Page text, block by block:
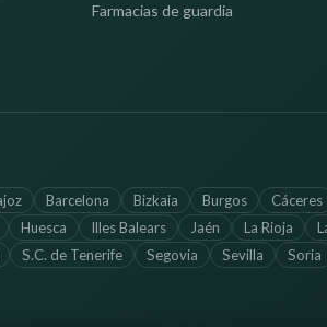
Farmacias de guardia
Barcelona Bizkaia Burgos Cáceres
Huesca Illes Balears Jaén La Rioja
S.C. de Tenerife Segovia Sevilla Soria